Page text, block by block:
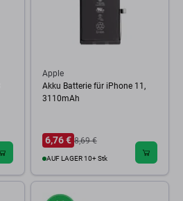
Apple
Akku Batterie für iPhone 11,
3110mAh
6,76 € 8,69 €
AUF LAGER 10+ Stk